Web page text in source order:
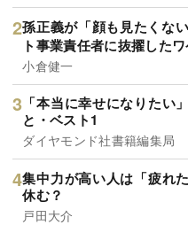
孫正義が「顔も見たくな
ト事業責任者に抜擢した
小倉健一
「本当に幸せになりたい
と・ベスト1
ダイヤモンド社書籍編集局
集中力が高い人は「疲れ
休む？
戸田大介